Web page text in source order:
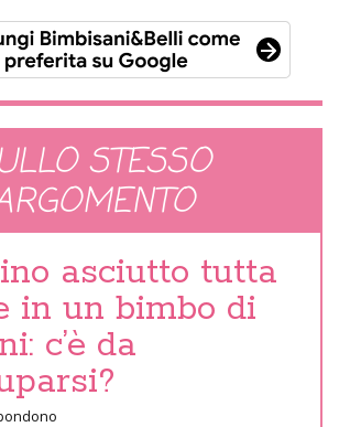
STESSO
asciutto tutta
in un bimbo di
c’è da